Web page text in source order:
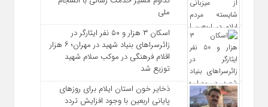
ملی
اسکان ۳ هزار و ۵۰ نفر ایثارگر در
زائرسراهای بنیاد شهید در مهران؛ ۶ هزار
اقلام فرهنگی در موکب سلام شهید
توزیع شد
ذخایر خون استان ایلام برای روزهای
پایانی اربعین با وجود افزایش تردد